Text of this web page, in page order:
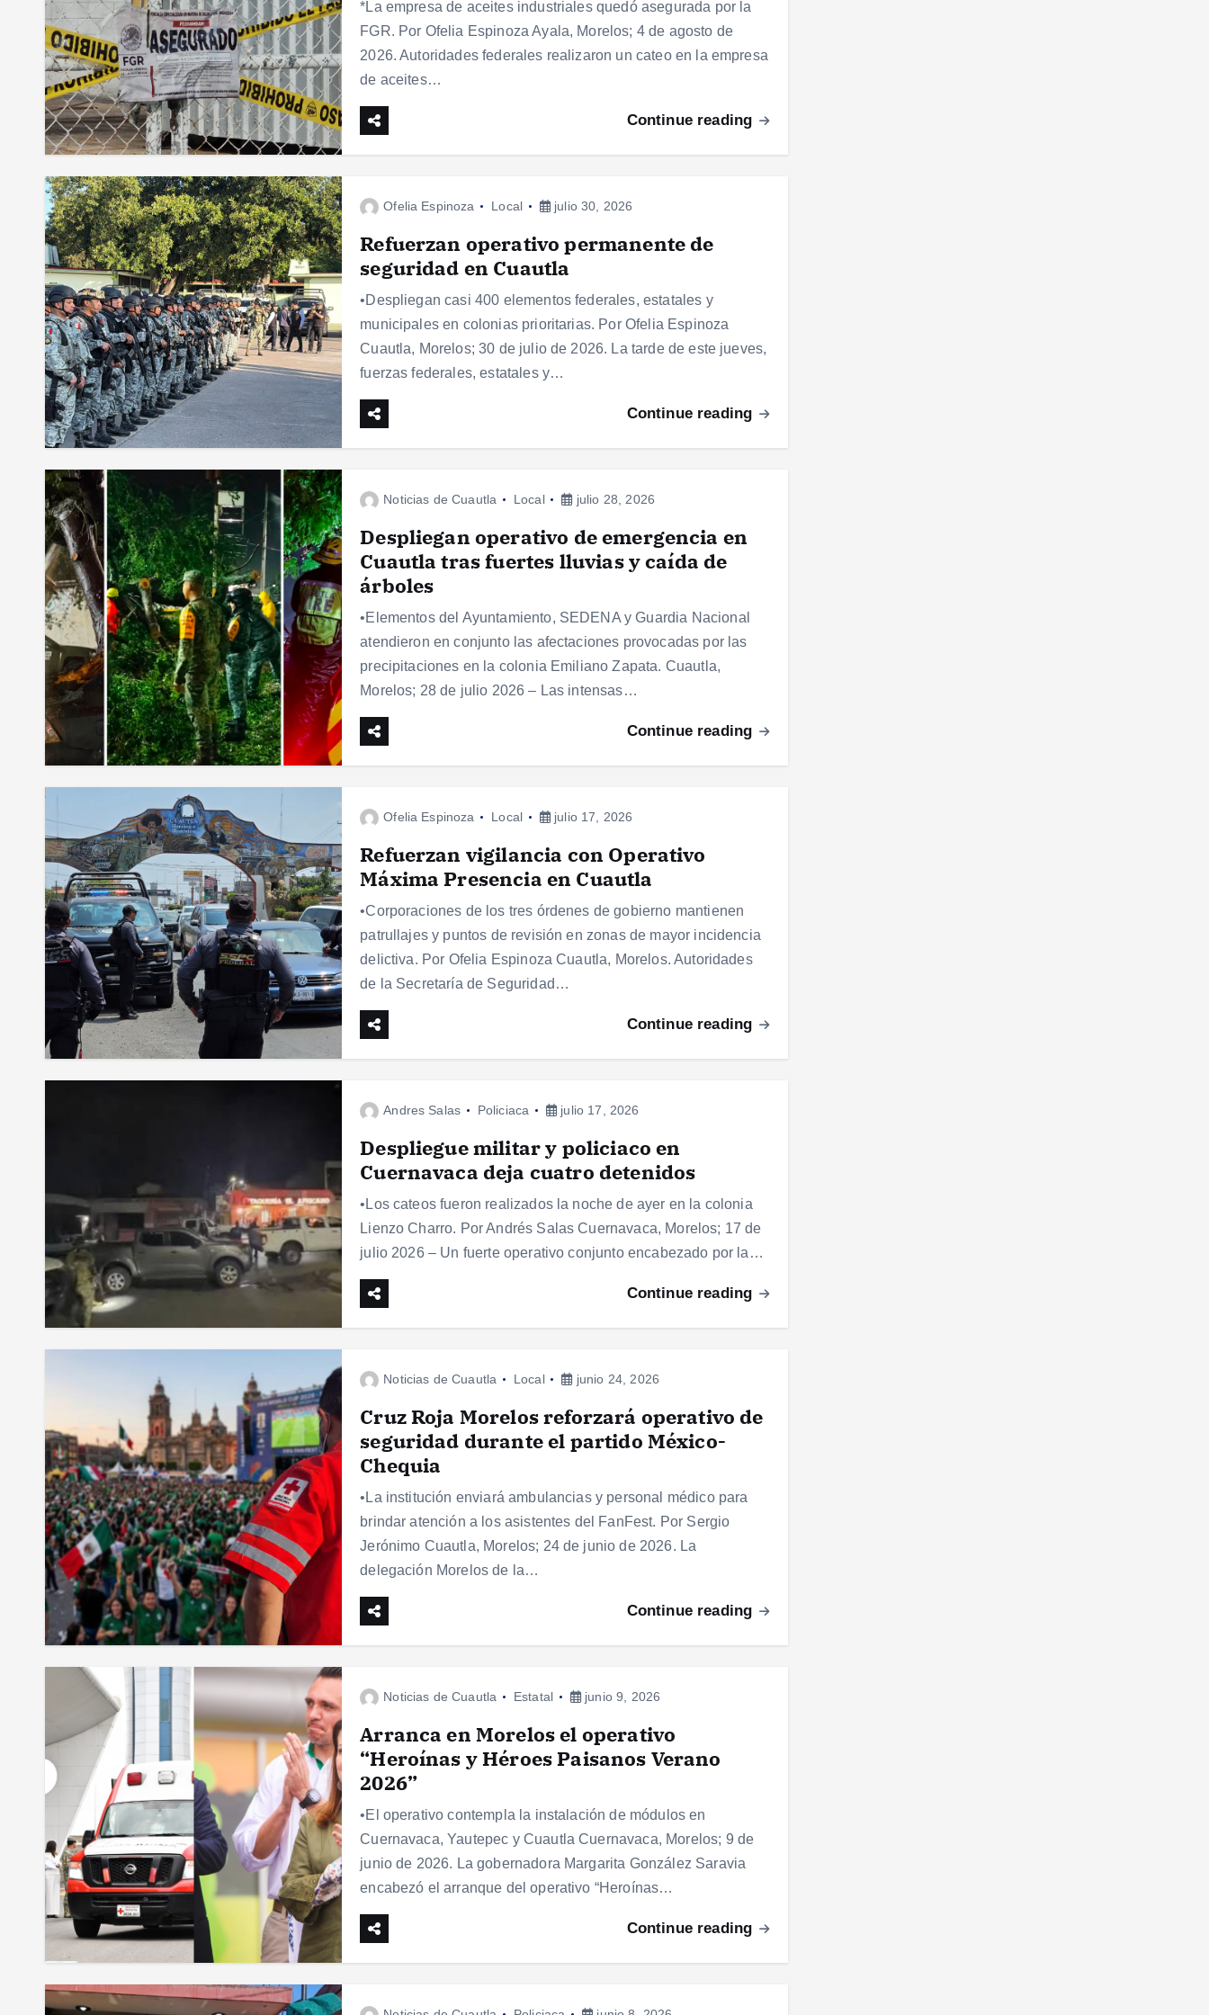
*La empresa de aceites industriales quedó asegurada por la
FGR. Por Ofelia Espinoza Ayala, Morelos; 4 de agosto de
2026. Autoridades federales realizaron un cateo en la empresa
de aceites…
Continue reading
Ofelia Espinoza Local julio 30, 2026
Refuerzan operativo permanente de
seguridad en Cuautla
•Despliegan casi 400 elementos federales, estatales y
municipales en colonias prioritarias. Por Ofelia Espinoza
Cuautla, Morelos; 30 de julio de 2026. La tarde de este jueves,
fuerzas federales, estatales y…
Continue reading
Noticias de Cuautla Local julio 28, 2026
Despliegan operativo de emergencia en
Cuautla tras fuertes lluvias y caída de
árboles
•Elementos del Ayuntamiento, SEDENA y Guardia Nacional
atendieron en conjunto las afectaciones provocadas por las
precipitaciones en la colonia Emiliano Zapata. Cuautla,
Morelos; 28 de julio 2026 – Las intensas…
Continue reading
Ofelia Espinoza Local julio 17, 2026
Refuerzan vigilancia con Operativo
Máxima Presencia en Cuautla
•Corporaciones de los tres órdenes de gobierno mantienen
patrullajes y puntos de revisión en zonas de mayor incidencia
delictiva. Por Ofelia Espinoza Cuautla, Morelos. Autoridades
de la Secretaría de Seguridad…
Continue reading
Andres Salas Policiaca julio 17, 2026
Despliegue militar y policiaco en
Cuernavaca deja cuatro detenidos
•Los cateos fueron realizados la noche de ayer en la colonia
Lienzo Charro. Por Andrés Salas Cuernavaca, Morelos; 17 de
julio 2026 – Un fuerte operativo conjunto encabezado por la…
Continue reading
Noticias de Cuautla Local junio 24, 2026
Cruz Roja Morelos reforzará operativo de
seguridad durante el partido México-
Chequia
•La institución enviará ambulancias y personal médico para
brindar atención a los asistentes del FanFest. Por Sergio
Jerónimo Cuautla, Morelos; 24 de junio de 2026. La
delegación Morelos de la…
Continue reading
Noticias de Cuautla Estatal junio 9, 2026
Arranca en Morelos el operativo
“Heroínas y Héroes Paisanos Verano
2026”
•El operativo contempla la instalación de módulos en
Cuernavaca, Yautepec y Cuautla Cuernavaca, Morelos; 9 de
junio de 2026. La gobernadora Margarita González Saravia
encabezó el arranque del operativo “Heroínas…
Continue reading